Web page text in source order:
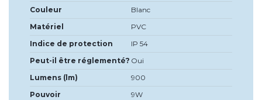
Couleur
Blanc
Matériel
PVC
Indice de protection
IP 54
Peut-il être réglementé? Oui
Lumens (lm)
900
Pouvoir
9W